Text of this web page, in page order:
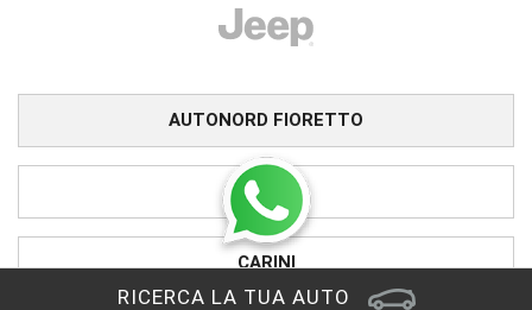
RICERCA LA TUA AUTO
AUTONORD FIORETTO
UNICAR
CARINI